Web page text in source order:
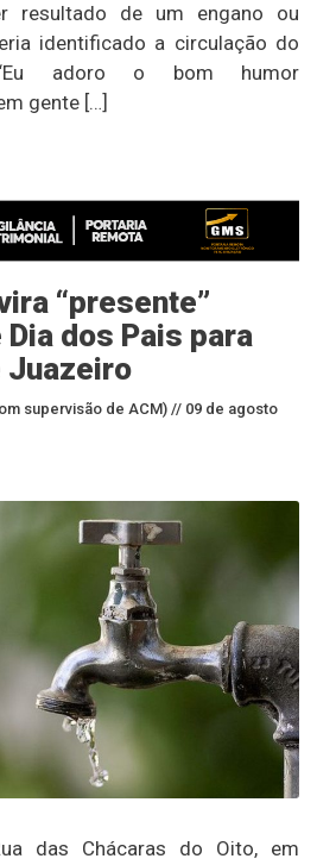
resultado de um engano ou
identificado a circulação do
adoro o bom humor
gente […]
“presente”
dos Pais para
Juazeiro
supervisão de ACM) // 09 de agosto
das Chácaras do Oito, em